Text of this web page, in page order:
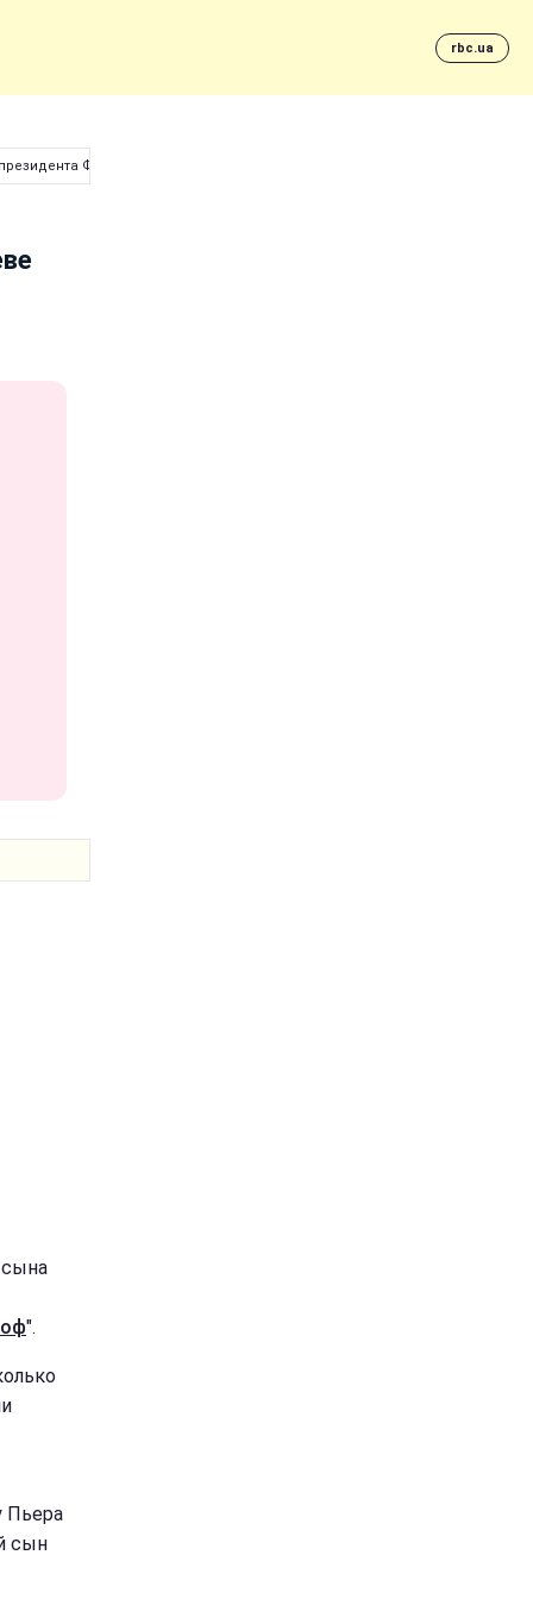
rbc.ua
Франции (фото)
сына
".
Пьера
сын